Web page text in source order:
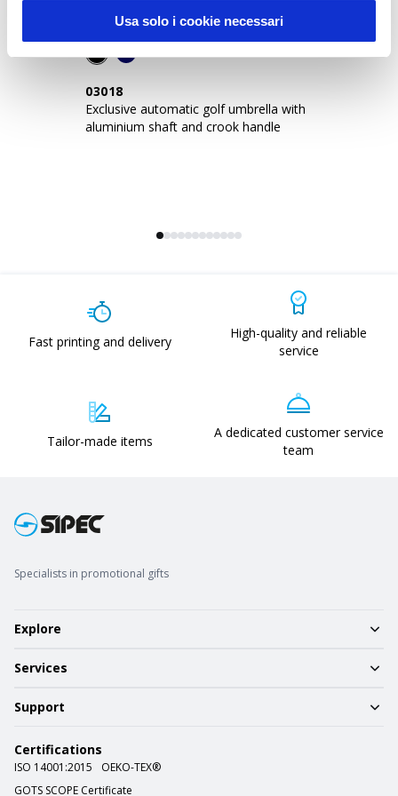
Usa solo i cookie necessari
03018
Exclusive automatic golf umbrella with
aluminium shaft and crook handle
Fast printing and delivery
High-quality and reliable
service
Tailor-made items
A dedicated customer service
team
Specialists in promotional gifts
Explore
Services
Support
Certifications
ISO 14001:2015
OEKO-TEX®
GOTS SCOPE Certificate